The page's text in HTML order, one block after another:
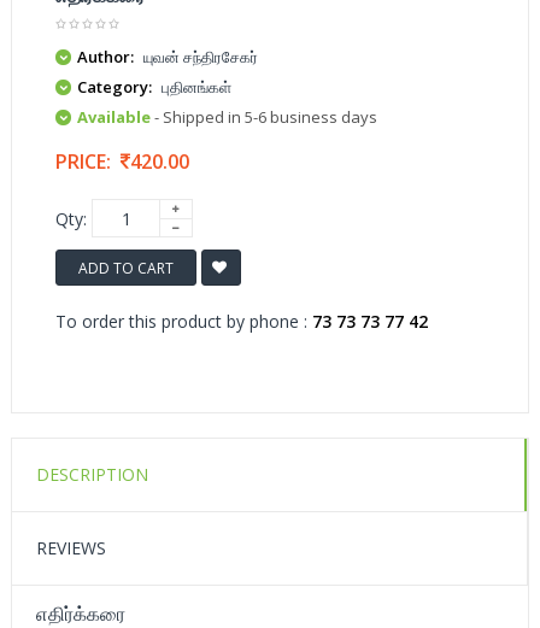
Author: யுவன் சந்திரசேகர்
Category: புதினங்கள்
Available- Shipped in 5-6 business days
PRICE: 420.00
Qty:
ADD TO CART
To order this product by phone : 73 73 73 77 42
DESCRIPTION
REVIEWS
எதிர்க்கரை